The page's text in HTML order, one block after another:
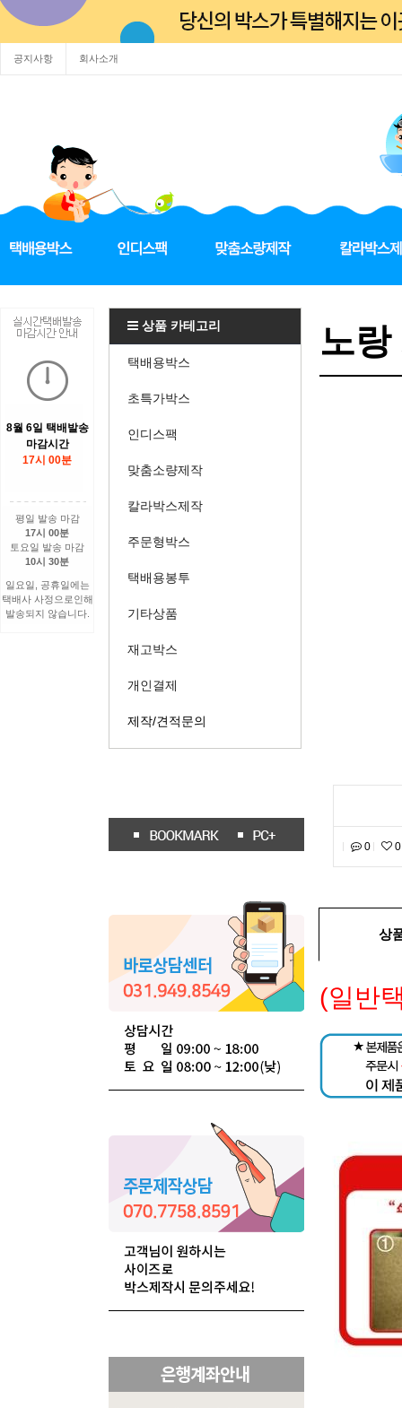
공지사항 회사소개
8월 6일 택배발송
마감시간
17시 00분
평일 발송 마감
17시 00분
토요일 발송 마감
10시 30분
일요일, 공휴일에는
택배사 사정으로인해
발송되지 않습니다.
상품 카테고리
택배용박스
초특가박스
인디스팩
맞춤소량제작
칼라박스제작
주문형박스
택배용봉투
기타상품
재고박스
개인결제
제작/견적문의
노
0 0
상
(일반